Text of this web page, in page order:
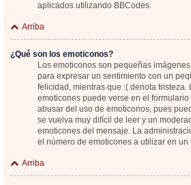
aplicados utilizando BBCodes.
Arriba
¿Qué son los emoticonos?
Los emoticonos son pequeñas
para expresar un sentimiento con un
felicidad, mientras que :( denota tristeza.
emoticones puede verse en el
abusar del uso de emoticonos, pues
se vuelva muy difícil de leer y un
emoticones del mensaje. La
el número de emoticones a utilizar en un
Arriba